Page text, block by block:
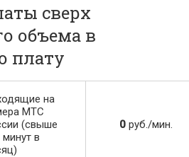
сверх
объема в
плату
на
МТС
(свыше
минут в
0 руб./мин.